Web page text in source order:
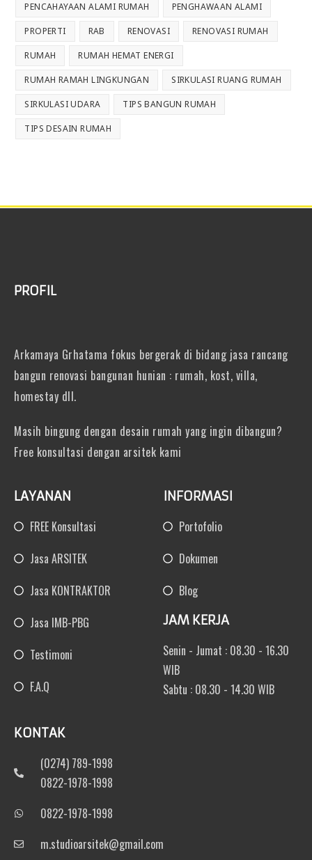
PENCAHAYAAN ALAMI RUMAH PENGHAWAAN ALAMI
PROPERTI RAB RENOVASI RENOVASI RUMAH
RUMAH RUMAH HEMAT ENERGI
RUMAH RAMAH LINGKUNGAN SIRKULASI RUANG RUMAH
SIRKULASI UDARA TIPS BANGUN RUMAH
TIPS DESAIN RUMAH
PROFIL
Arkamaya Grhatama fokus bergerak di bidang jasa rancang
bangun renovasi bangunan hunian : rumah, kost, villa,
homestay dll.
Masih bingung dengan desain rumah yang ingin dibangun?
Free konsultasi dengan arsitek kami
LAYANAN
FREE Konsultasi
Jasa ARSITEK
Jasa KONTRAKTOR
Jasa IMB-PBG
Testimoni
F.A.Q
INFORMASI
Portofolio
Dokumen
Blog
JAM KERJA
Senin - Jumat : 08.30 - 16.30
WIB
Sabtu : 08.30 - 14.30 WIB
KONTAK
(0274) 789-1998
0822-1978-1998
0822-1978-1998
m.studioarsitek@gmail.com